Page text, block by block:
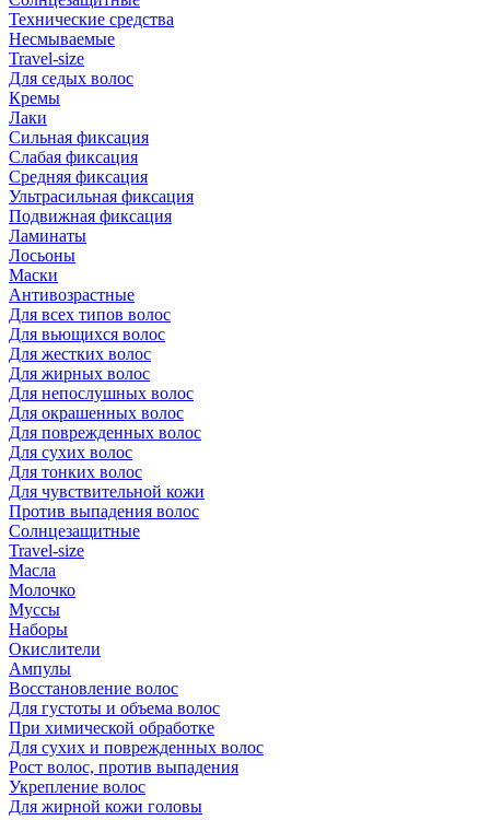
Технические средства
Несмываемые
Travel-size
Для седых волос
Кремы
Лаки
Сильная фиксация
Слабая фиксация
Средняя фиксация
Ультрасильная фиксация
Подвижная фиксация
Ламинаты
Лосьоны
Маски
Антивозрастные
Для всех типов волос
Для вьющихся волос
Для жестких волос
Для жирных волос
Для непослушных волос
Для окрашенных волос
Для поврежденных волос
Для сухих волос
Для тонких волос
Для чувствительной кожи
Против выпадения волос
Солнцезащитные
Travel-size
Масла
Молочко
Муссы
Наборы
Окислители
Ампулы
Восстановление волос
Для густоты и объема волос
При химической обработке
Для сухих и поврежденных волос
Рост волос, против выпадения
Укрепление волос
Для жирной кожи головы